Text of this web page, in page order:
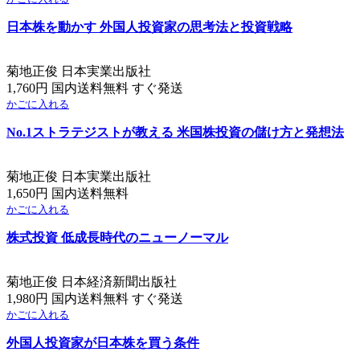
日本株を動かす 外国人投資家の思考法と投資戦略
菊地正俊 日本実業出版社
1,760円 国内送料無料 すぐ発送
かごに入れる
No.1ストラテジストが教える 米国株投資の儲け方と発想法
菊地正俊 日本実業出版社
1,650円 国内送料無料
かごに入れる
株式投資 低成長時代のニューノーマル
菊地正俊 日本経済新聞出版社
1,980円 国内送料無料 すぐ発送
かごに入れる
外国人投資家が日本株を買う条件